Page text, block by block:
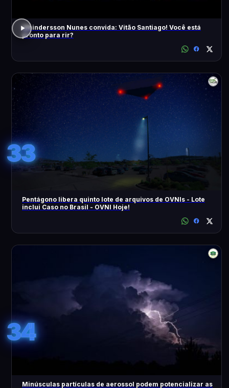
Whindersson Nunes convida: Vitão Santiago! Você está
pronto para rir?
33
Pentágono libera quinto lote de arquivos de OVNIs - Lote
inclui Caso no Brasil - OVNI Hoje!
34
Minúsculas partículas de aerossol podem potencializar as